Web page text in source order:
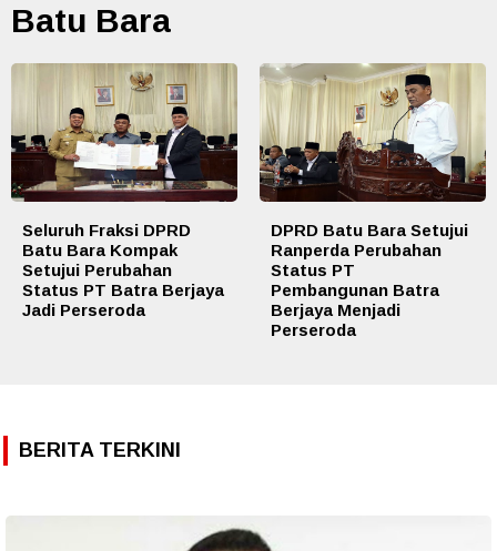
Batu Bara
Seluruh Fraksi DPRD
Batu Bara Kompak
Setujui Perubahan
Status PT Batra Berjaya
Jadi Perseroda
DPRD Batu Bara Setujui
Ranperda Perubahan
Status PT
Pembangunan Batra
Berjaya Menjadi
Perseroda
BERITA TERKINI